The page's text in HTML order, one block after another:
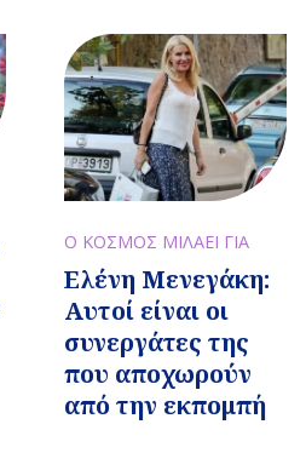
Ο ΚΟΣΜΟΣ ΜΙΛΑΕΙ ΓΙΑ
Ελένη Μενεγάκη:
Αυτοί είναι οι
συνεργάτες της
που αποχωρούν
από την εκπομπή